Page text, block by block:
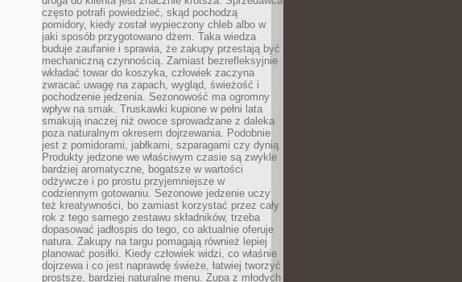
często potrafi powiedzieć, skąd pochodzą
pomidory, kiedy został wypieczony chleb albo w
jaki sposób przygotowano dżem. Taka wiedza
buduje zaufanie i sprawia, że zakupy przestają być
mechaniczną czynnością. Zamiast bezrefleksyjnie
wkładać towar do koszyka, człowiek zaczyna
zwracać uwagę na zapach, wygląd, świeżość i
pochodzenie jedzenia. Sezonowość ma ogromny
wpływ na smak. Truskawki kupione w pełni lata
smakują inaczej niż owoce sprowadzane z daleka
poza naturalnym okresem dojrzewania. Podobnie
jest z pomidorami, jabłkami, szparagami czy dynią.
Produkty jedzone we właściwym czasie są zwykle
bardziej aromatyczne, bogatsze w wartości
odżywcze i po prostu przyjemniejsze w
codziennym gotowaniu. Sezonowe jedzenie uczy
też kreatywności, bo zamiast korzystać przez cały
rok z tego samego zestawu składników, trzeba
dopasować jadłospis do tego, co aktualnie oferuje
natura. Zakupy na targu pomagają również lepiej
planować posiłki. Kiedy człowiek widzi, co właśnie
dojrzewa i co jest naprawdę świeże, łatwiej tworzyć
prostsze, bardziej naturalne menu. Zupa z młodych